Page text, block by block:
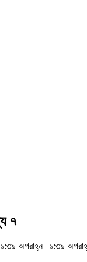
৭
অপরাহ্ন | ১:৩৯